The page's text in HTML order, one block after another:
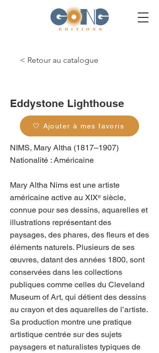
< Retour au catalogue
Eddystone Lighthouse
🤍 Ajouter à mes favoris
NIMS, Mary Altha (1817–1907)
Nationalité : Américaine
Mary Altha Nims est une artiste
américaine active au XIXᵉ siècle,
connue pour ses dessins, aquarelles et
illustrations représentant des
paysages, des phares, des fleurs et des
éléments naturels. Plusieurs de ses
œuvres, datant des années 1800, sont
conservées dans les collections
publiques comme celles du Cleveland
Museum of Art, qui détient des dessins
au crayon et des aquarelles de l’artiste.
Sa production montre une pratique
artistique centrée sur des sujets
paysagers et naturalistes typiques de